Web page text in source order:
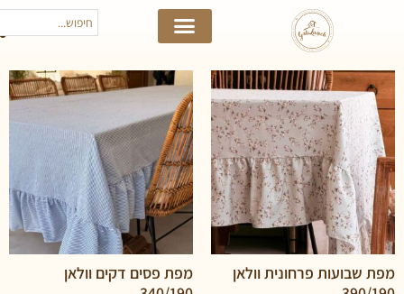
פרחונית וולאן
מפת פסים דקים וולאן